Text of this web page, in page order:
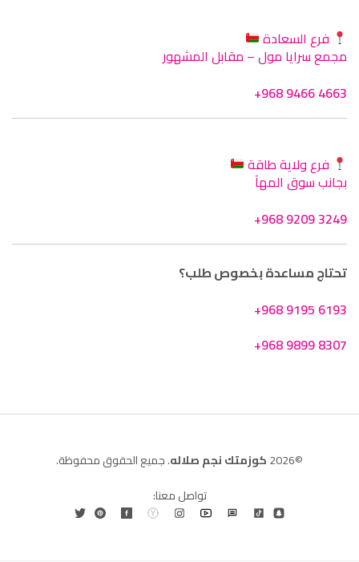
فرع السعادة
مجمع سرايا مول – مقابل المشهور
+968 9466 4663
فرع ولاية طاقة
بجانب سوق المهآ
+968 9209 3249
تحتاج مساعدة بخصوص طلب؟
+968 9195 6193
+968 9899 8307
©2026 كوزمتك نجم صلاله. جميع الحقوق محفوظة.
تواصل معنا: